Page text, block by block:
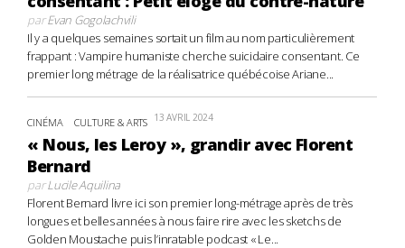
parEvan Gogolachvili
Il y a quelques semaines sortait un film au nom particulièrement
frappant : Vampire humaniste cherche suicidaire consentant. Ce
premier long métrage de la réalisatrice québécoise Ariane...
CINÉMA CULTURE & ARTS 13 AVRIL 2024
« Nous, les Leroy », grandir avec Florent
Bernard
parLucile Aquilina
Florent Bernard livre ici son premier long-métrage après de très
longues et belles années à nous faire rire avec les sketchs de
Golden Moustache puis l’inratable podcast « Le...